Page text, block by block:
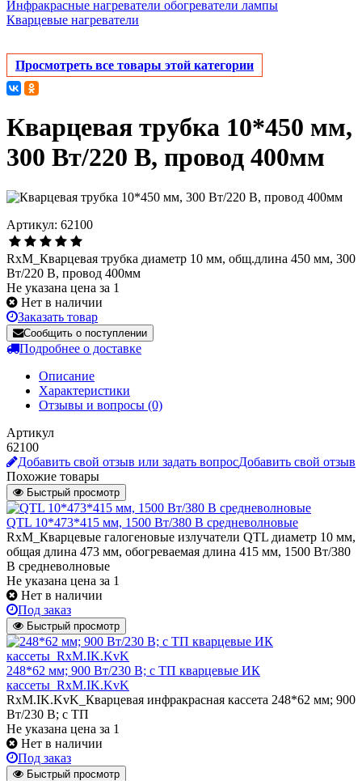
Инфракрасные нагреватели обогреватели лампы
Кварцевые нагреватели
Просмотреть все товары этой категории
Кварцевая трубка 10*450 мм,
300 Вт/220 В, провод 400мм
Артикул: 62100
RxM_Кварцевая трубка диаметр 10 мм, общ.длина 450 мм, 300
Вт/220 В, провод 400мм
Не указана цена за 1
Нет в наличии
Заказать товар
Сообщить о поступлении
Подробнее о доставке
Описание
Характеристики
Отзывы и вопросы (0)
Артикул
62100
Добавить свой отзыв или задать вопросДобавить свой отзыв
Похожие товары
Быстрый просмотр
QTL 10*473*415 мм, 1500 Вт/380 В средневолновые
RxM_Кварцевые галогеновые излучатели QТL диаметр 10 мм,
общая длина 473 мм, обогреваемая длина 415 мм, 1500 Вт/380
В средневолновые
Не указана цена за 1
Нет в наличии
Под заказ
Быстрый просмотр
248*62 мм; 900 Вт/230 В; с ТП кварцевые ИК
кассеты_RxM.IK.KvK
RxM.IK.KvK_Кварцевая инфракрасная кассета 248*62 мм; 900
Вт/230 В; с ТП
Не указана цена за 1
Нет в наличии
Под заказ
Быстрый просмотр